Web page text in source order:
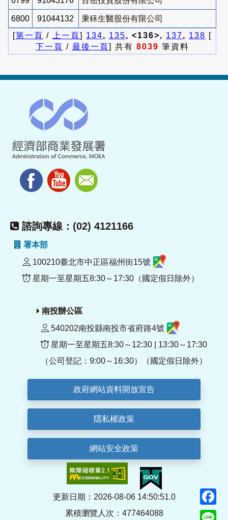
6800 91044132
秉秝生醫股份有限公司
[第一頁 / 上一頁] 134, 135, <136>, 137, 138 [
下一頁 / 最後一頁] 共有 8039 筆資料
諮詢專線：(02) 4121166
署本部
100210臺北市中正區福州街15號
星期一至星期五8:30～17:30（國定假日除外）
南投辦公區
540202南投縣南投市省府路4號
星期一至星期五8:30～12:30 | 13:30～17:30
（公司登記：9:00～16:30）（國定假日除外）
政府網站資料開放宣告
隱私權政策
網站安全政策
更新日期：2026-08-06 14:50:51.0
累積瀏覽人次：477464088